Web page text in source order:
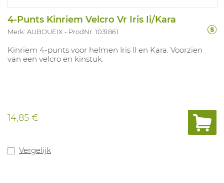
4-Punts Kinriem Velcro Vr Iris Ii/Kara
Merk: AUBOUEIX ProdNr. 1031861
Kinriem 4-punts voor helmen Iris II en Kara. Voorzien
van een velcro en kinstuk.
14,85 €
Vergelijk